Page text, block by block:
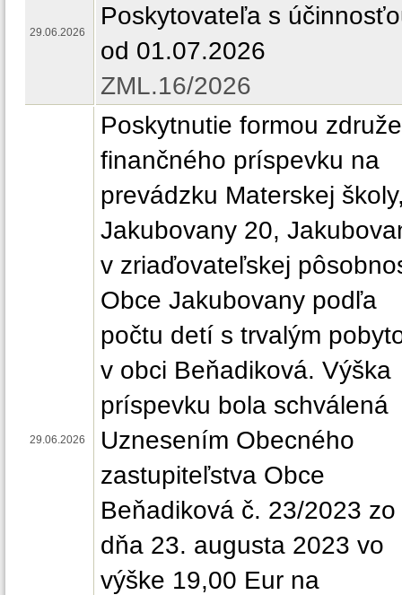
29.06.2026
Poskytovateľa s
od 01.07.2026
ZML.16/2026
29.06.2026
Poskytnutie formou
finančného príspevku na
prevádzku Materskej
Jakubovany 20,
v zriaďovateľskej
Obce Jakubovany podľa
počtu detí s trvalým
v obci Beňadiková. Výška
príspevku bola schválená
Uznesením Obecného
zastupiteľstva Obce
Beňadiková č. 23/2023 zo
dňa 23. augusta 2023 vo
výške 19,00 Eur na